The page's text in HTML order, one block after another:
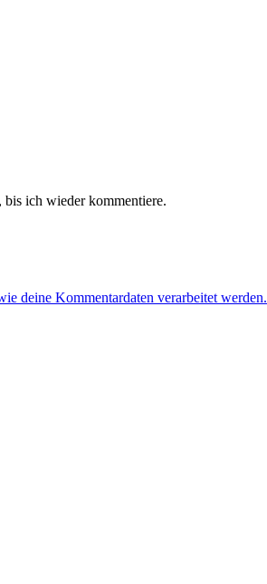
ich wieder kommentiere.
deine Kommentardaten verarbeitet werden.